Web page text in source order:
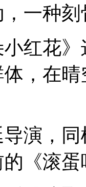
一种
花》
，在
，同
《滚